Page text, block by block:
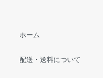
ホーム
配送・送料について